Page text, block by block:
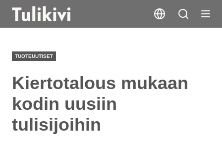
TUOTEUUTISET
Kiertotalous mukaan
kodin uusiin
tulisijoihin